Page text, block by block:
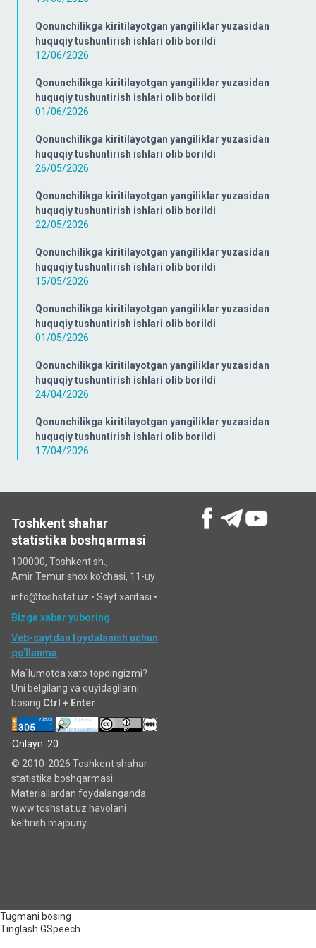
Qonunchilikga kiritilayotgan yangiliklar yuzasidan
huquqiy tushuntirish ishlari olib borildi
12/06/2026
Qonunchilikga kiritilayotgan yangiliklar yuzasidan
huquqiy tushuntirish ishlari olib borildi
01/06/2026
Qonunchilikga kiritilayotgan yangiliklar yuzasidan
huquqiy tushuntirish ishlari olib borildi
26/05/2026
Qonunchilikga kiritilayotgan yangiliklar yuzasidan
huquqiy tushuntirish ishlari olib borildi
22/05/2026
Qonunchilikga kiritilayotgan yangiliklar yuzasidan
huquqiy tushuntirish ishlari olib borildi
15/05/2026
Qonunchilikga kiritilayotgan yangiliklar yuzasidan
huquqiy tushuntirish ishlari olib borildi
01/05/2026
Qonunchilikga kiritilayotgan yangiliklar yuzasidan
huquqiy tushuntirish ishlari olib borildi
24/04/2026
Qonunchilikga kiritilayotgan yangiliklar yuzasidan
huquqiy tushuntirish ishlari olib borildi
17/04/2026
Toshkent shahar
statistika boshqarmasi
100000, Toshkent sh.,
Amir Temur shox ko'chasi, 11-uy
info@toshstat.uz • Sayt xaritasi •
Bizga xabar yuboring
Veb-saytdan foydalanish uchun
qo'llanma
Ma`lumotda xato topdingizmi?
Uni belgilang va quyidagilarni
bosing Ctrl + Enter
Onlayn: 20
© 2010-2026 Toshkent shahar
statistika boshqarmasi
Materiallardan foydalanganda
www.toshstat.uz havolani
keltirish majburiy.
Tugmani bosing
Tinglash GSpeech